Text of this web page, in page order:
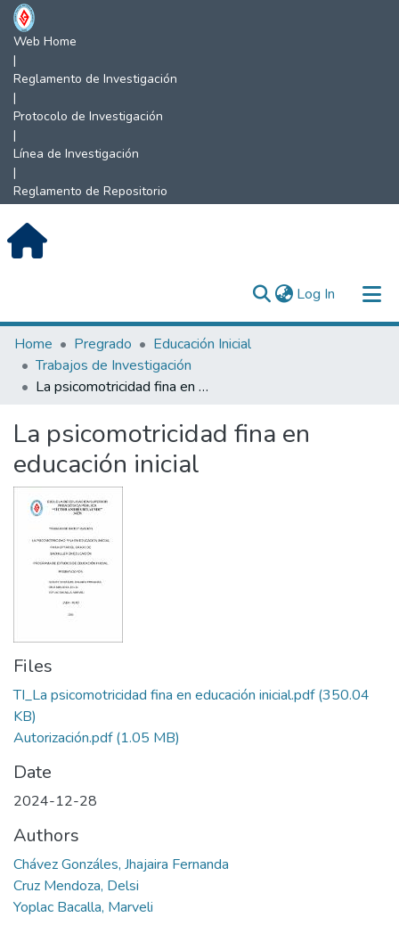
Web Home
|
Reglamento de Investigación
|
Protocolo de Investigación
|
Línea de Investigación
|
Reglamento de Repositorio
Log In (current)
Communities & Collections
All of DSpace
Home Pregrado
Educación Inicial
Trabajos de Investigación
La psicomotricidad fina en educación inicial
La psicomotricidad fina en
educación inicial
Files
TI_La psicomotricidad fina en educación inicial.pdf(350.04
KB)
Autorización.pdf(1.05 MB)
Date
2024-12-28
Authors
Chávez Gonzáles, Jhajaira Fernanda
Cruz Mendoza, Delsi
Yoplac Bacalla, Marveli